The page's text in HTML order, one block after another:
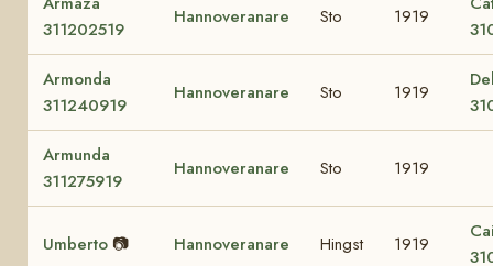
311202519
Hannoveranare Sto 1919
Armonda
311240919
Hannoveranare Sto 1919
Armunda
311275919
Hannoveranare Sto 1919
Umberto 📷 Hannoveranare Hingst 1919